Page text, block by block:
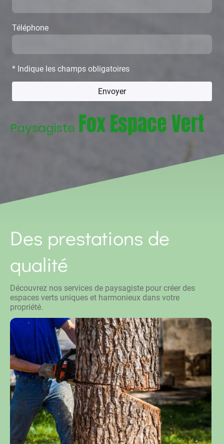
Téléphone
* Indique les champs obligatoires
Envoyer
Paysagiste Fox Espace Vert
Des prestations de
qualité
Découvrez nos services de paysagiste pour créer des
espaces verts uniques et harmonieux dans votre
propriété.